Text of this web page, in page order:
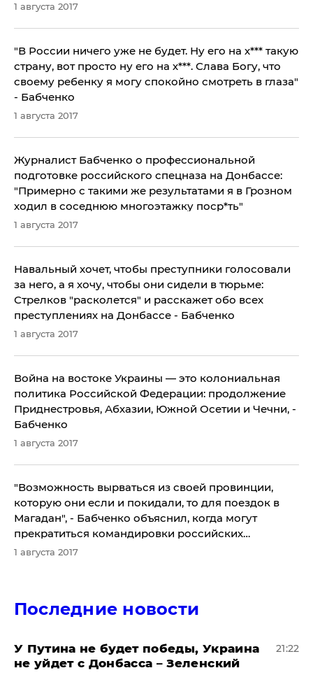
1 августа 2017
"В России ничего уже не будет. Ну его на х*** такую
страну, вот просто ну его на х***. Слава Богу, что
своему ребенку я могу спокойно смотреть в глаза"
- Бабченко
1 августа 2017
Журналист Бабченко о профессиональной
подготовке российского спецназа на Донбассе:
"Примерно с такими же результатами я в Грозном
ходил в соседнюю многоэтажку поср*ть"
1 августа 2017
Навальный хочет, чтобы преступники голосовали
за него, а я хочу, чтобы они сидели в тюрьме:
Стрелков "расколется" и расскажет обо всех
преступлениях на Донбассе - Бабченко
1 августа 2017
Война на востоке Украины — это колониальная
политика Российской Федерации: продолжение
Приднестровья, Абхазии, Южной Осетии и Чечни, -
Бабченко
1 августа 2017
"Возможность вырваться из своей провинции,
которую они если и покидали, то для поездок в
Магадан", - Бабченко объяснил, когда могут
прекратиться командировки российских
наемников в Луганск и Донецк
1 августа 2017
Последние новости
У Путина не будет победы, Украина
не уйдет с Донбасса – Зеленский
21:22